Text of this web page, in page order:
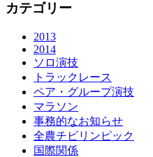
カテゴリー
2013
2014
ソロ演技
トラックレース
ペア・グループ演技
マラソン
事務的なお知らせ
全農チビリンピック
国際関係